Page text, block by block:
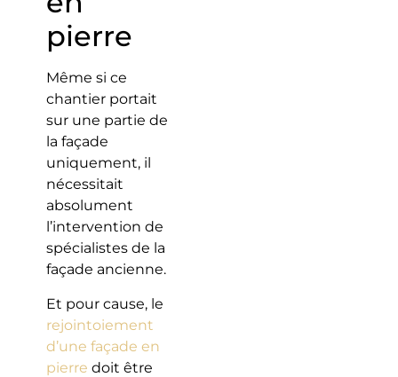
pierre
Même si ce
chantier portait
sur une partie de
la façade
uniquement, il
nécessitait
absolument
l’intervention de
spécialistes de la
façade ancienne.
Et pour cause, le
rejointoiement
d’une façade en
pierre doit être